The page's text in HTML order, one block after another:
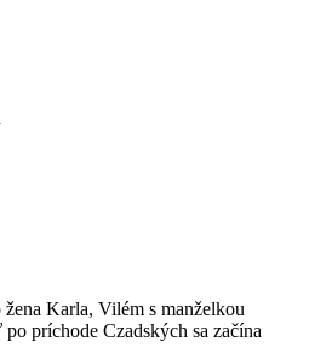
Karla, Vilém s manželkou
príchode Czadských sa začína